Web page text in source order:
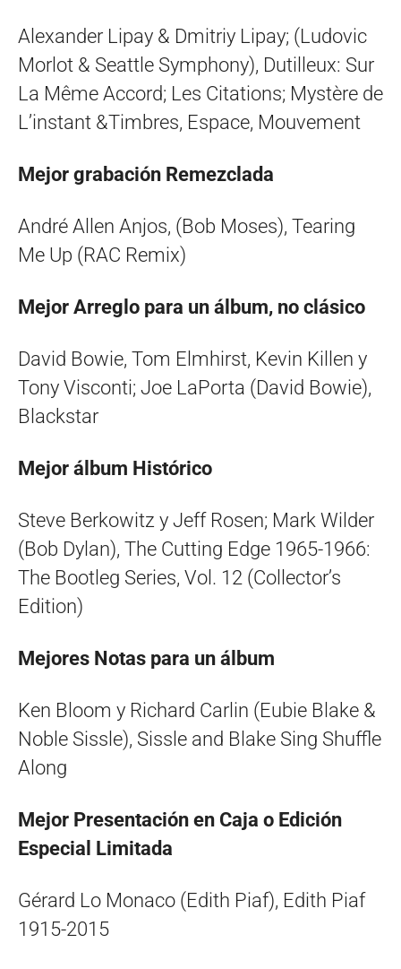
Alexander Lipay & Dmitriy Lipay; (Ludovic
Morlot & Seattle Symphony), Dutilleux: Sur
La Même Accord; Les Citations; Mystère de
L’instant &Timbres, Espace, Mouvement
Mejor grabación Remezclada
André Allen Anjos, (Bob Moses), Tearing
Me Up (RAC Remix)
Mejor Arreglo para un álbum, no clásico
David Bowie, Tom Elmhirst, Kevin Killen y
Tony Visconti; Joe LaPorta (David Bowie),
Blackstar
Mejor álbum Histórico
Steve Berkowitz y Jeff Rosen; Mark Wilder
(Bob Dylan), The Cutting Edge 1965-1966:
The Bootleg Series, Vol. 12 (Collector’s
Edition)
Mejores Notas para un álbum
Ken Bloom y Richard Carlin (Eubie Blake &
Noble Sissle), Sissle and Blake Sing Shuffle
Along
Mejor Presentación en Caja o Edición
Especial Limitada
Gérard Lo Monaco (Edith Piaf), Edith Piaf
1915-2015